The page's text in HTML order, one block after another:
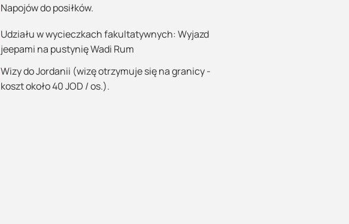
Napojów do posiłków.
Udziału w wycieczkach fakultatywnych: Wyjazd
jeepami na pustynię Wadi Rum
Wizy do Jordanii (wizę otrzymuje się na granicy -
koszt około 40 JOD / os.).